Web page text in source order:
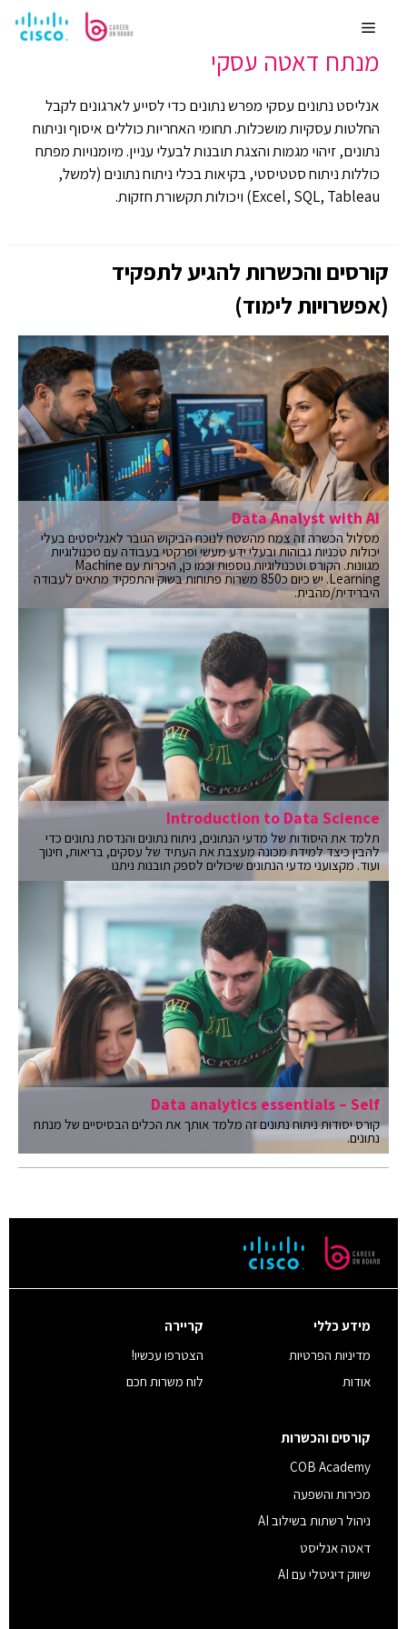
לתוכןMenu
מערכות מידע
מנתח דאטה עסקי
אנליסט נתונים עסקי מפרש נתונים כדי לסייע לארגונים לקבל
החלטות עסקיות מושכלות. תחומי האחריות כוללים איסוף וניתוח
נתונים, זיהוי מגמות והצגת תובנות לבעלי עניין. מיומנויות מפתח
כוללות ניתוח סטטיסטי, בקיאות בכלי ניתוח נתונים (למשל,
Excel, SQL, Tableau) ויכולות תקשורת חזקות.
קורסים והכשרות להגיע לתפקיד
(אפשרויות לימוד)
Data Analyst with AI
מסלול הכשרה זה צמח מהשטח לנוכח הביקוש הגובר לאנליסטים בעלי
יכולות טכניות גבוהות ובעלי ידע מעשי ופרקטי בעבודה עם טכנולוגיות
מגוונות. הקורס וטכנולוגיות נוספות וכמו כן, היכרות עם Machine
Learning. יש כיום כ850 משרות פתוחות בשוק והתפקיד מתאים לעבודה
היברידית/מהבית.
Introduction to Data Science
תלמד את היסודות של מדעי הנתונים, ניתוח נתונים והנדסת נתונים כדי
להבין כיצד למידת מכונה מעצבת את העתיד של עסקים, בריאות, חינוך
ועוד. מקצועני מדעי הנתונים שיכולים לספק תובנות ניתנו
Data analytics essentials – Self
קורס יסודות ניתוח נתונים זה מלמד אותך את הכלים הבסיסיים של מנתח
נתונים.
מידע כללי
מדיניות הפרטיות
אודות
קריירה
הצטרפו עכשיו!
לוח משרות חכם
קורסים והכשרות
COB Academy
מכירות והשפעה
ניהול רשתות בשילוב AI
דאטה אנליסט
שיווק דיגיטלי עם AI